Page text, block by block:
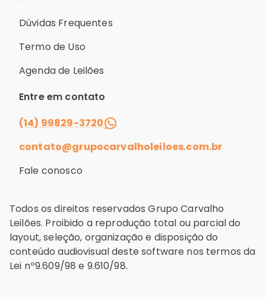
Dúvidas Frequentes
Termo de Uso
Agenda de Leilões
Entre em contato
(14) 99829-3720
contato@grupocarvalholeiloes.com.br
Fale conosco
Todos os direitos reservados Grupo Carvalho
Leilões. Proibido a reprodução total ou parcial do
layout, seleção, organização e disposição do
conteúdo audiovisual deste software nos termos da
Lei nº9.609/98 e 9.610/98.